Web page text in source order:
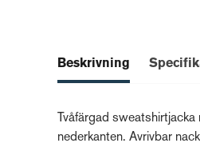
Beskrivning
Tvåfärgad
nederkanten. Avrivbar